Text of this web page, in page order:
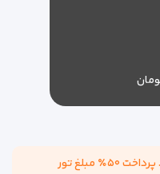
تورها چارتر و غیرقابل استرداد میباشد. پرداخت ۵۰٪ مبلغ تور